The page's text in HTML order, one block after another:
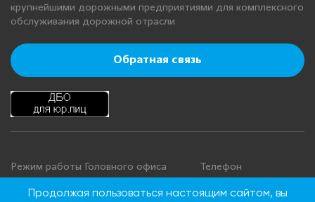
крупнейшими дорожными предприятиями для комплексного
обслуживания дорожной отрасли
Обратная связь
Режим работы Головного офиса
Понедельник - четверг: с 9:00 до
Телефон
+7 495 276 00 22
Продолжая пользоваться настоящим сайтом, вы